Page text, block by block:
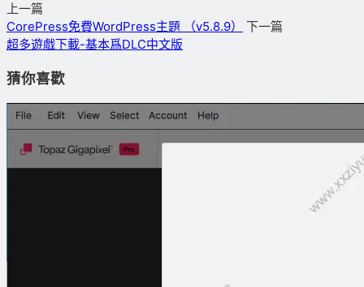
上一篇
CorePress免費WordPress主題 （v5.8.9）
下一篇
超多遊戲下載-基本爲DLC中文版
猜你喜歡